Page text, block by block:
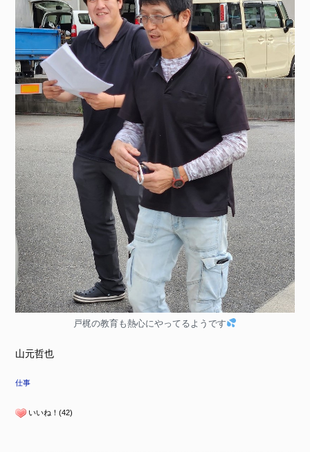
戸梶の教育も熱心にやってるようです
山元哲也
仕事
いいね！(42)